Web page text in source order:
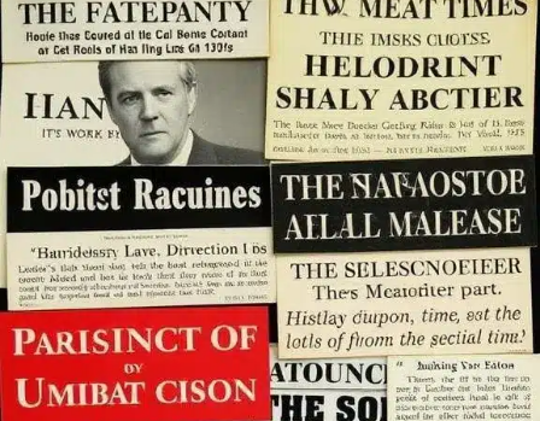
Opening https://ademilsoncs.adv.br/